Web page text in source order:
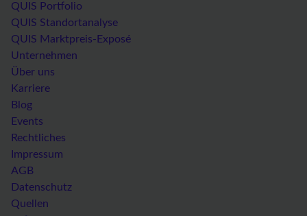
QUIS Portfolio
QUIS Standortanalyse
QUIS Marktpreis-Exposé
Unternehmen
Über uns
Karriere
Blog
Events
Rechtliches
Impressum
AGB
Datenschutz
Quellen